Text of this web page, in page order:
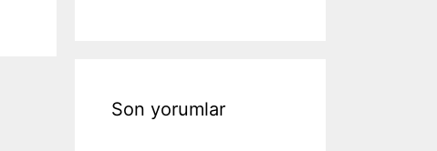
Son yorumlar